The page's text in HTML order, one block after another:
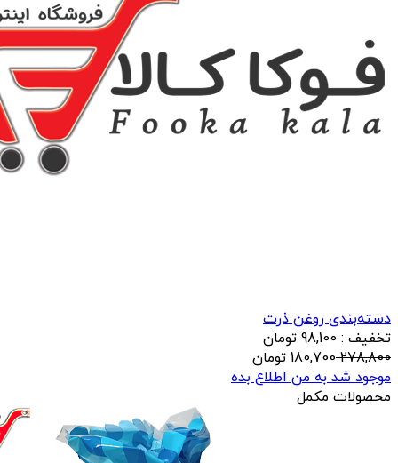
دسته‌بندی روغن ذرت
تخفیف : 98,100 تومان
278,800
180,700 تومان
موجود شد به من اطلاع بده
محصولات مکمل